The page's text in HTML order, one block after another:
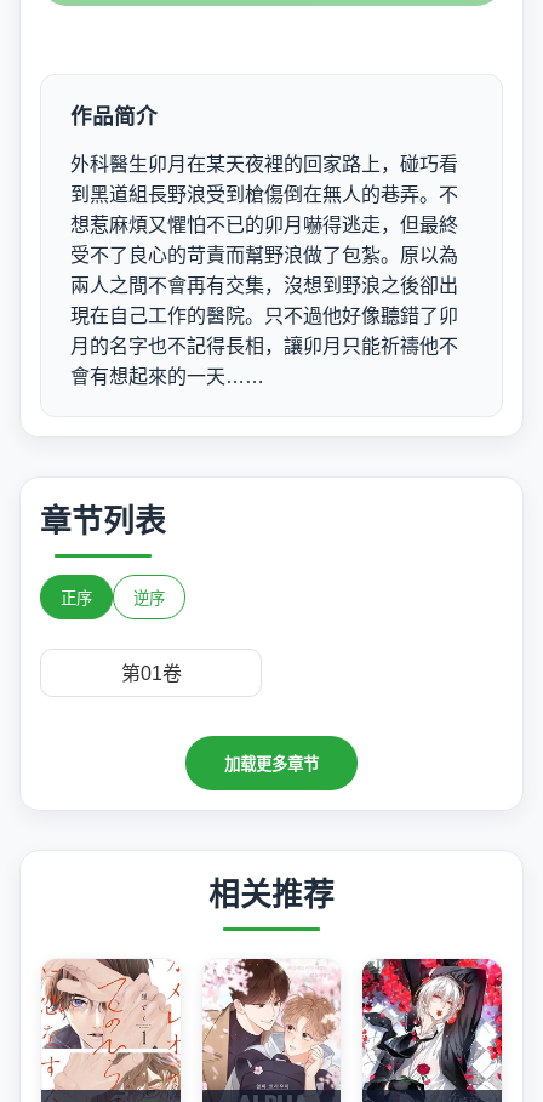
作品简介
外科醫生卯月在某天夜裡的回家路上，碰巧看
到黑道組長野浪受到槍傷倒在無人的巷弄。不
想惹麻煩又懼怕不已的卯月嚇得逃走，但最終
受不了良心的苛責而幫野浪做了包紮。原以為
兩人之間不會再有交集，沒想到野浪之後卻出
現在自己工作的醫院。只不過他好像聽錯了卯
月的名字也不記得長相，讓卯月只能祈禱他不
會有想起來的一天……
章节列表
正序 逆序
第01卷
加载更多章节
相关推荐